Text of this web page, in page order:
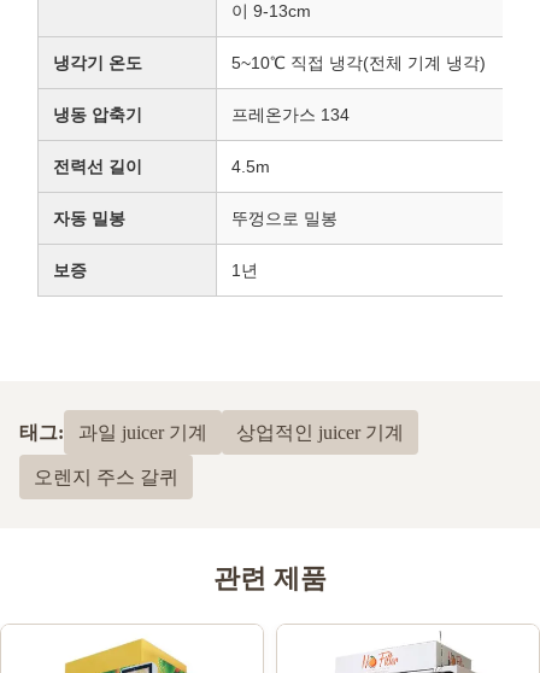
이 9-13cm
냉각기 온도 5~10℃ 직접 냉각(전체 기계 냉각)
냉동 압축기 프레온가스 134
전력선 길이 4.5m
자동 밀봉 뚜껑으로 밀봉
보증 1년
태그: 과일 juicer 기계 상업적인 juicer 기계
오렌지 주스 갈퀴
관련 제품